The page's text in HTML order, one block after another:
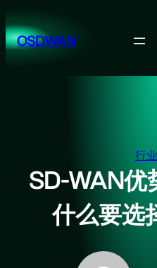
至
内OSDWAN
行
SD-WAN优
什么要选